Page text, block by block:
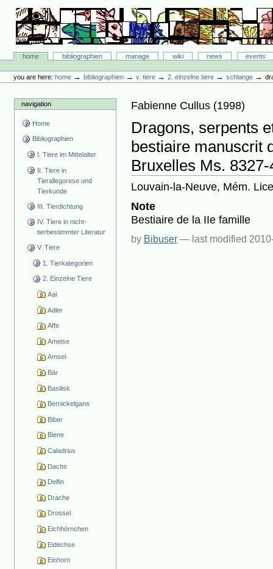
content.
navigation
Bibliographie-Portal
Sectionshome bibliographien manage wiki news
events
tools
you are here: home →bibliographien →v. tiere →2. einzelne tiere →schlange →
navigation
Home
Bibliographien
I. Tiere im Mittelalter
II. Tiere in
Tierallegorese und
Tierkunde
III. Tierdichtung
IV. Tiere in nicht-
tierbestimmter Literatur
V. Tiere
1. Tierkategorien
2. Einzelne Tiere
Aal
Adler
Affe
Ameise
Amsel
Bär
Basilisk
Bernickelgans
Biber
Biene
Caladrius
Dachs
Delfin
Drache
Drossel
Eichhörnchen
Eidechse
Einhorn
Fabienne Cullus (1998)
Dragons, serpents
bestiaire manuscrit
Bruxelles Ms.
Louvain-la-Neuve, Mém.
Note
Bestiaire de la IIe famille
by Bibuser — last modified